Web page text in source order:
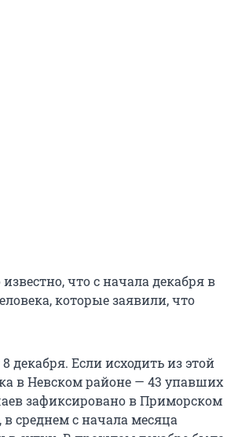
что с начала декабря в
которые заявили, что
декабря. Если исходить из этой
в Невском районе — 43 упавших
зафиксировано в Приморском
среднем с начала месяца